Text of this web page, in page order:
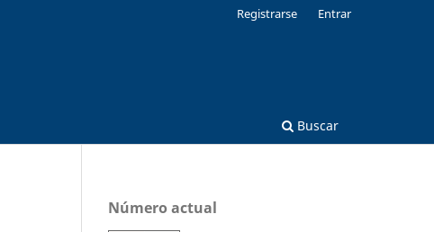
Buscar
Registrarse Entrar
Número actual